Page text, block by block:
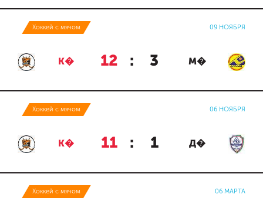
Хоккей с мячом 09 НОЯБРЯ
К� 12 : 3 М�
Хоккей с мячом 06 НОЯБРЯ
К� 11 : 1 Д�
Хоккей с мячом 06 МАРТА